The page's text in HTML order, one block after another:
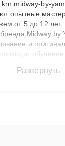
by-
опытные
от 5 до 12
Midway by
и
с
Развернуть